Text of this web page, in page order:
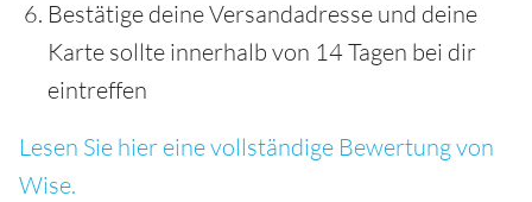
Bestätige deine Versandadresse und deine
Karte sollte innerhalb von 14 Tagen bei dir
eintreffen
Lesen Sie hier eine vollständige Bewertung von
Wise.